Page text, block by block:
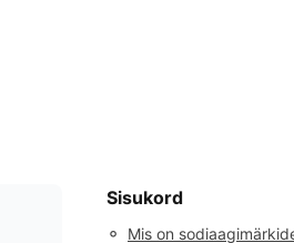
Sisukord
◦ Mis on